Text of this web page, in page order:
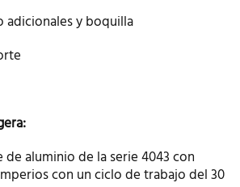
adicionales y boquilla
de aluminio de la serie 4043 con
con un ciclo de trabajo del 30